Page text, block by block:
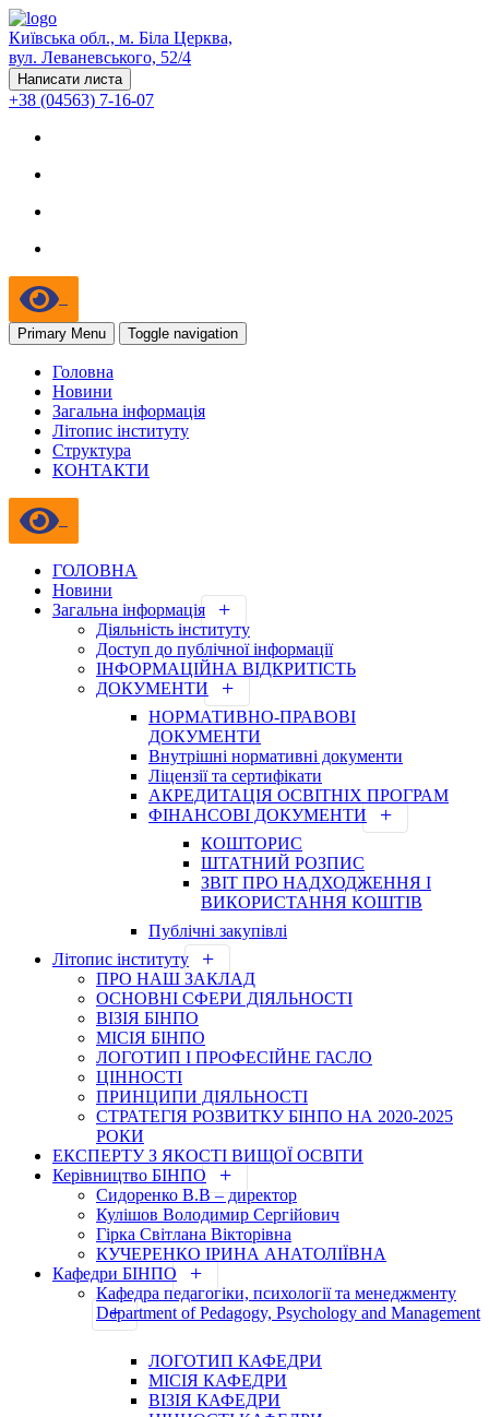
Київська обл., м. Біла Церква,
вул. Леваневського, 52/4
Написати листа
+38 (04563) 7-16-07
Primary Menu Toggle navigation
Головна
Новини
Загальна інформація
Літопис інституту
Структура
КОНТАКТИ
ГОЛОВНА
Новини
Загальна інформація
Діяльність інституту
Доступ до публічної інформації
ІНФОРМАЦІЙНА ВІДКРИТІСТЬ
ДОКУМЕНТИ
НОРМАТИВНО-ПРАВОВІ
ДОКУМЕНТИ
Внутрішні нормативні документи
Ліцензії та сертифікати
АКРЕДИТАЦІЯ ОСВІТНІХ ПРОГРАМ
ФІНАНСОВІ ДОКУМЕНТИ
КОШТОРИС
ШТАТНИЙ РОЗПИС
ЗВІТ ПРО НАДХОДЖЕННЯ І
ВИКОРИСТАННЯ КОШТІВ
Публічні закупівлі
Літопис інституту
ПРО НАШ ЗАКЛАД
ОСНОВНІ СФЕРИ ДІЯЛЬНОСТІ
ВІЗІЯ БІНПО
МІСІЯ БІНПО
ЛОГОТИП І ПРОФЕСІЙНЕ ГАСЛО
ЦІННОСТІ
ПРИНЦИПИ ДІЯЛЬНОСТІ
СТРАТЕГІЯ РОЗВИТКУ БІНПО НА 2020-2025
РОКИ
ЕКСПЕРТУ З ЯКОСТІ ВИЩОЇ ОСВІТИ
Керівництво БІНПО
Сидоренко В.В – директор
Кулішов Володимир Сергійович
Гірка Світлана Вікторівна
КУЧЕРЕНКО ІРИНА АНАТОЛІЇВНА
Кафедри БІНПО
Кафедра педагогіки, психології та менеджменту
Department of Pedagogy, Psychology and Management
ЛОГОТИП КАФЕДРИ
МІСІЯ КАФЕДРИ
ВІЗІЯ КАФЕДРИ